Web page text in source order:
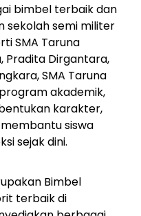
bimbel terbaik dan
sekolah semi militer
SMA Taruna
Pradita Dirgantara,
SMA Taruna
akademik,
karakter,
siswa
sejak dini.
Bimbel
terbaik di